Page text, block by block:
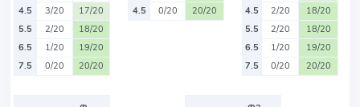
4.5
3/20
17/20
5.5
2/20
18/20
6.5
1/20
19/20
7.5
0/20 20/20
4.5
0/20 20/20
4.5
2/20
18/20
5.5
2/20
18/20
6.5
1/20
19/20
7.5
0/20 20/20